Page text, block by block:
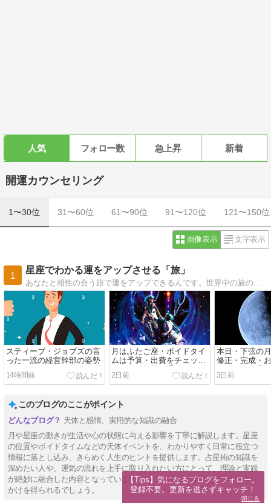
人気 フォロー数 急上昇 新着
開運カウンセリング
1〜30位 31〜60位 61〜90位 91〜120位 121〜150位
画像表示 文字表示
1
星座でわかる運をアップさせる「旅」
あなたと相性の合う旅で運をアップできるんです。世界中の旅の魅力とあなたの星座との相性をご紹介しています。また運気アップするための日常的な秘訣もご紹介。
スティーブ・ジョブズの言
った一流の経営幹部の姿勢
14時間前
月はふたご座・ボイドタイ
ムは予算・出費をチェッ
ク・人は年齢を重ねるから
ではなく現実を理解するこ
2日前
本日・下弦の
修正・完成・
はなく、道具
3日前
このブログのここがポイント
天体と感情、実用的な知識の融合
月や星座の動きが生活や心の状態に与える影響を丁寧に解説します。星座
の位置やボイドタイムなどの天体イベントを、わかりやすく日常に役立つ
情報に落とし込み、きらめく人生のヒントを提供します。占星術の知識を
深めたい人や、運気の流れを上手に取り入れたい方にとって、理論と実践
が絶妙に融合した内容となっています。いつも以上に自分と向き合うきっ
かけを得られるでしょう。
【Tips】気になるブログをフォロー。
登録不要。更新を逃さずキャッチ！
閉じる